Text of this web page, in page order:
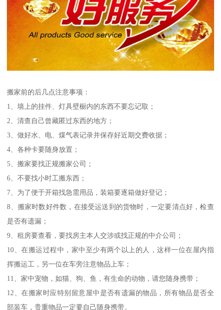
搬家前的后几点注意事项：
1、墙上的挂件、灯具壁橱内的东西不要忘记取；
2、清查自己曾藏匿过东西的地方；
3、做好水、电、煤气表记录并保存好近期交费收据；
4、各种卡要随身放置；
5、搬家要找正规搬家公司；
6、不要找小时工搬东西；
7、为了便于开箱找急需用品，装箱要逐箱做好登记；
8、搬家时数好件数，在接受运送到的货物时，一定要清点好，检查
是否有遗漏；
9、租房要查看，要找房主本人交涉或找正规的中介公司；
10、在搬运过程中，家中至少有两个以上的人，这样一位在屋内指
挥搬运工，另一位在车旁注意物品上车；
11、家中宠物，如猫、狗、鱼，有生命的动物，请您随身携带；
12、在搬家时应特别留意屋中是否有遗漏的物品，所有物品是否全
部装车，贵重物品一定要自己随身携带。